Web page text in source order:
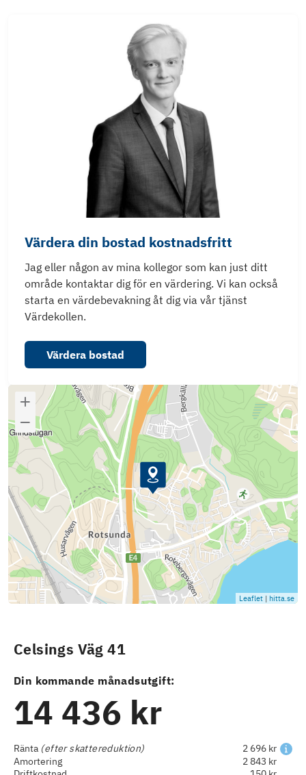
Värdera din bostad kostnadsfritt
Jag eller någon av mina kollegor som kan just ditt
område kontaktar dig för en värdering. Vi kan också
starta en värdebevakning åt dig via vår tjänst
Värdekollen.
Värdera bostad
Leaflet | hitta.se
Celsings Väg 41
Din kommande månadsutgift:
14 436 kr
Ränta (efter skattereduktion)
2 696 kr
Amortering
2 843 kr